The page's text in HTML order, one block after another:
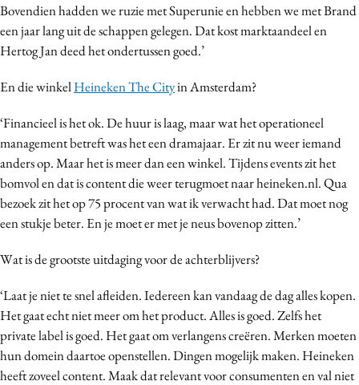
Bovendien hadden we ruzie met Superunie en hebben we met Brand
een jaar lang uit de schappen gelegen. Dat kost marktaandeel en
Hertog Jan deed het ondertussen goed.’
En die winkelHeineken The Cityin Amsterdam?
‘Financieel is het ok. De huur is laag, maar wat het operationeel
management betreft was het een dramajaar. Er zit nu weer iemand
anders op. Maar het is meer dan een winkel. Tijdens events zit het
bomvol en dat is content die weer terugmoet naar heineken.nl. Qua
bezoek zit het op 75 procent van wat ik verwacht had. Dat moet nog
een stukje beter. En je moet er met je neus bovenop zitten.’
Wat is de grootste uitdaging voor de achterblijvers?
‘Laat je niet te snel afleiden. Iedereen kan vandaag de dag alles kopen.
Het gaat echt niet meer om het product. Alles is goed. Zelfs het
private label is goed. Het gaat om verlangens creëren. Merken moeten
hun domein daartoe openstellen. Dingen mogelijk maken. Heineken
heeft zoveel content. Maak dat relevant voor consumenten en val niet